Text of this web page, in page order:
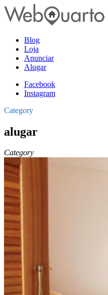
Blog
Loja
Anunciar
Alugar
Facebook
Instagram
Category
alugar
Category